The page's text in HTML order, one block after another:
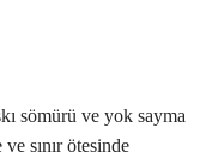
sömürü ve yok sayma
sınır ötesinde